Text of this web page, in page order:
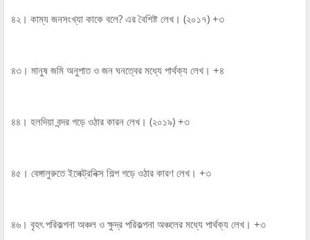
৪২। কাম্য জনসংখ্যা কাকে বলে? এর বৈশিষ্ট লেখ। (২০১৭) +৩
৪৩। মানুষ জমি অনুপাত ও জন ঘনত্বের মধ্যে পার্থক্য লেখ। +৪
৪৪। হলদিয়া বন্দর গড়ে ওঠার কারন লেখ। (২০১৯) +৩
৪৫। বেঙ্গালুরুতে ইলেক্ট্রনিক্স শিল্প গড়ে ওঠার কারণ লেখ। +৩
৪৬। বৃহৎ পরিকল্পনা অঞ্চল ও ক্ষুদ্র পরিকল্পনা অঞ্চলের মধ্যে পার্থক্য লেখ। +৩